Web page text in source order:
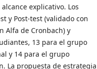
explicativo. Los
y Post-test (validado con
Alfa de Cronbach) y
13 para el grupo
y 14 para el grupo
La propuesta de estrategia